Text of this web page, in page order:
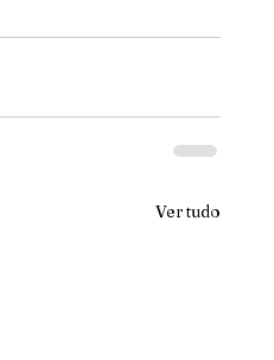
Ver tudo